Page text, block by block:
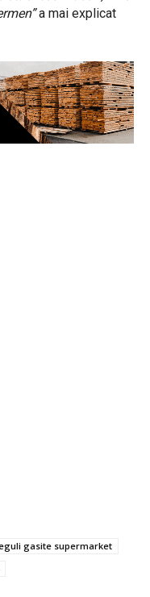
a mai explicat
gasite supermarket